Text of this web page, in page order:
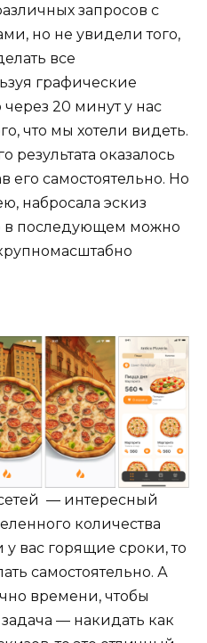
запросов с
но не увидели того,
все
графические
20 минут у нас
что мы хотели видеть.
результата оказалось
его самостоятельно. Но
набросала эскиз
в последующем можно
— интересный
количества
вас горящие сроки, то
самостоятельно. А
времени, чтобы
— накидать как